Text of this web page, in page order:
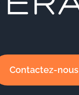
Contactez-nous